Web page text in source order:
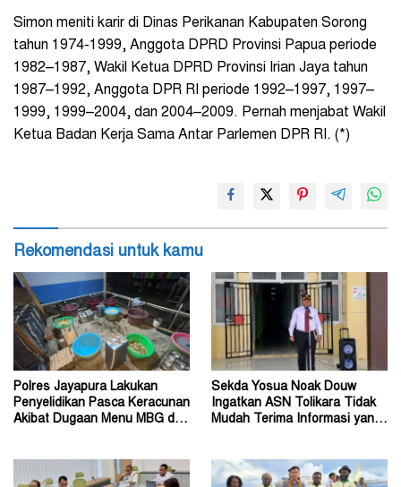
Simon meniti karir di Dinas Perikanan Kabupaten Sorong
tahun 1974-1999, Anggota DPRD Provinsi Papua periode
1982–1987, Wakil Ketua DPRD Provinsi Irian Jaya tahun
1987–1992, Anggota DPR RI periode 1992–1997, 1997–
1999, 1999–2004, dan 2004–2009. Pernah menjabat Wakil
Ketua Badan Kerja Sama Antar Parlemen DPR RI. (*)
Rekomendasi untuk kamu
Polres Jayapura Lakukan
Penyelidikan Pasca Keracunan
Akibat Dugaan Menu MBG di
Sekda Yosua Noak Douw
Ingatkan ASN Tolikara Tidak
Mudah Terima Informasi yang